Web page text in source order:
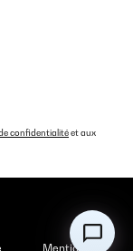
confidentialitéet aux
Mentions